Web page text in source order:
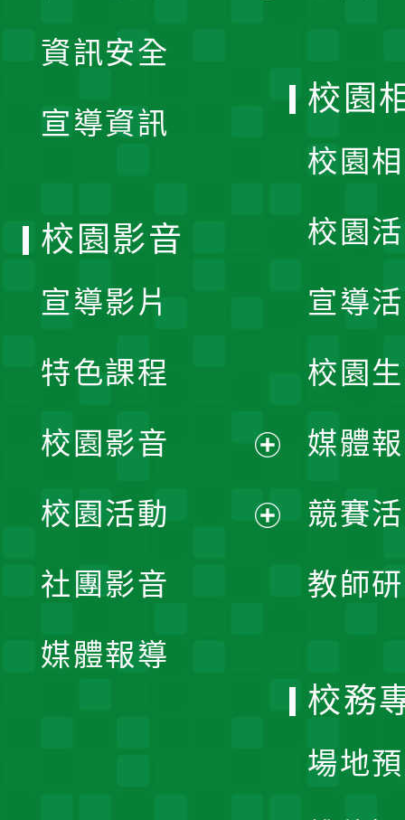
資訊安全
宣導資訊
校園
校園
校園
宣導
校園
媒體
競賽
教師
校園影音
宣導影片
特色課程
校園影音
開
校園活動
社團影音
媒體報導
校務
場地